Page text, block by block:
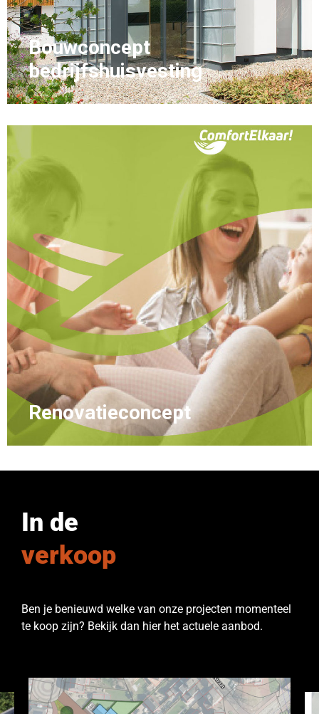
Bouwconcept
bedrijfshuisvesting
Renovatieconcept
In de
verkoop
Ben je benieuwd welke van onze projecten momenteel
te koop zijn? Bekijk dan hier het actuele aanbod.